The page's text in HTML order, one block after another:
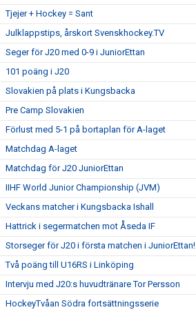
Tjejer + Hockey = Sant
Julklappstips, årskort Svenskhockey.TV
Seger för J20 med 0-9 i JuniorEttan
101 poäng i J20
Slovakien på plats i Kungsbacka
Pre Camp Slovakien
Förlust med 5-1 på bortaplan för A-laget
Matchdag A-laget
Matchdag för J20 JuniorEttan
IIHF World Junior Championship (JVM)
Veckans matcher i Kungsbacka Ishall
Hattrick i segermatchen mot Åseda IF
Storseger för J20 i första matchen i JuniorEttan!
Två poäng till U16RS i Linköping
Intervju med J20:s huvudtränare Tor Persson
HockeyTvåan Södra fortsättningsserie